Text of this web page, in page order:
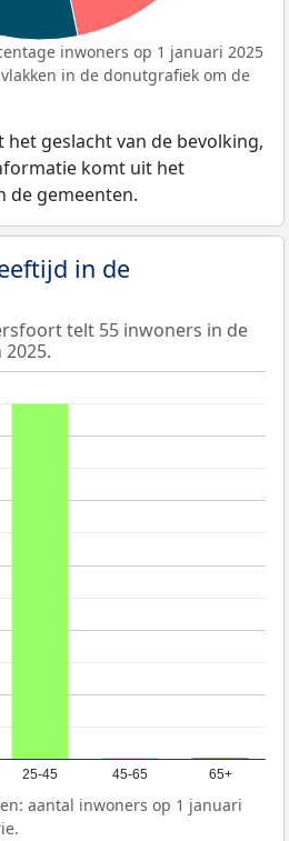
inwoners op 1 januari 2025
in de donutgrafiek om de
geslacht van de bevolking,
komt uit het
de gemeenten.
in de
telt 55 inwoners in de
25-45 45-65 65+
aantal inwoners op 1 januari